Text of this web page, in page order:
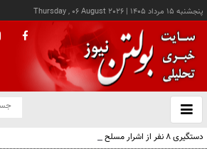
پنجشنبه ۱۵ مرداد ۱۴۰۵ |
Thursday , 06 August 2026
باز
و
دستگیری ۸ نفر از اشرار مسلح شاخص و مرتبطین گروهک‌های تروریستی